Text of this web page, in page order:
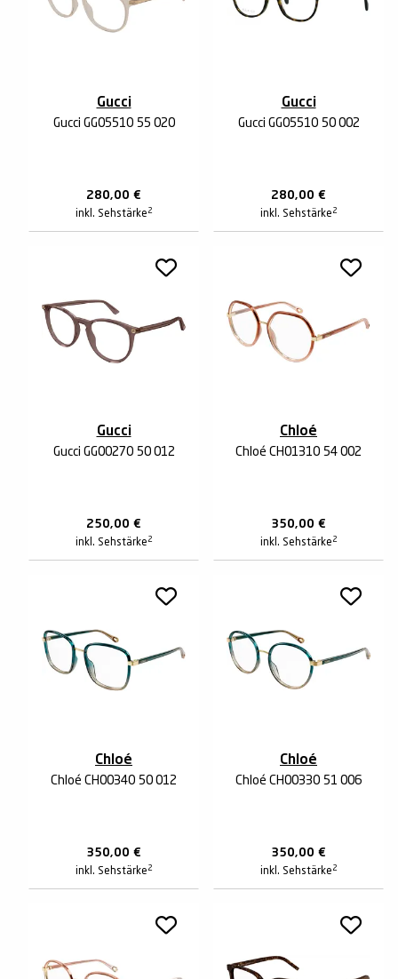
Gucci
Gucci GG0551O 55 020
280,00 €
inkl. Sehstärke 2
Gucci
Gucci GG0551O 50 002
280,00 €
inkl. Sehstärke 2
Gucci
Gucci GG0027O 50 012
250,00 €
inkl. Sehstärke 2
Chloé
Chloé CH0131O 54 002
350,00 €
inkl. Sehstärke 2
Chloé
Chloé CH0034O 50 012
350,00 €
inkl. Sehstärke 2
Chloé
Chloé CH0033O 51 006
350,00 €
inkl. Sehstärke 2